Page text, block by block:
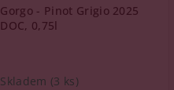
Gorgo - Pinot Grigio 2025
DOC, 0,75l
Skladem (3 ks)